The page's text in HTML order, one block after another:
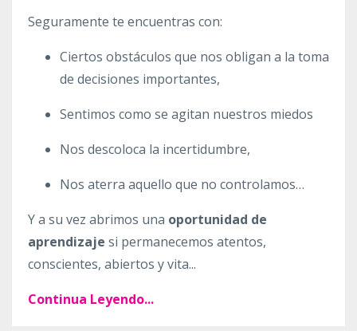
Seguramente te encuentras con:
Ciertos obstáculos que nos obligan a la toma
de decisiones importantes,
Sentimos como se agitan nuestros miedos
Nos descoloca la incertidumbre,
Nos aterra aquello que no controlamos…
Y a su vez abrimos una oportunidad de
aprendizaje si permanecemos atentos,
conscientes, abiertos y vita...
Continua Leyendo...